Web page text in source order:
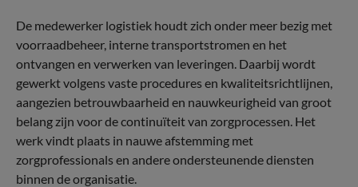
De medewerker logistiek houdt zich onder meer bezig met
voorraadbeheer, interne transportstromen en het
ontvangen en verwerken van leveringen. Daarbij wordt
gewerkt volgens vaste procedures en kwaliteitsrichtlijnen,
aangezien betrouwbaarheid en nauwkeurigheid van groot
belang zijn voor de continuïteit van zorgprocessen. Het
werk vindt plaats in nauwe afstemming met
zorgprofessionals en andere ondersteunende diensten
binnen de organisatie.